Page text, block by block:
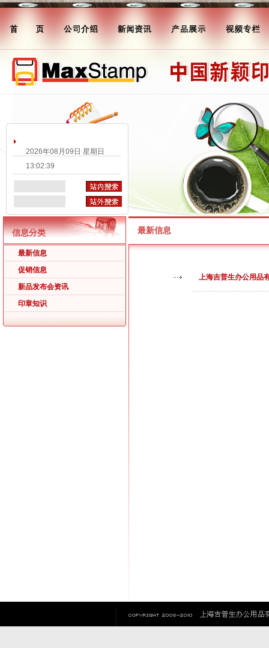
2026年08月09日 星期日
13:02:39
信息分类
最新信息
促销信息
新品发布会资讯
印章知识
最新信息
上海吉普生办公用品